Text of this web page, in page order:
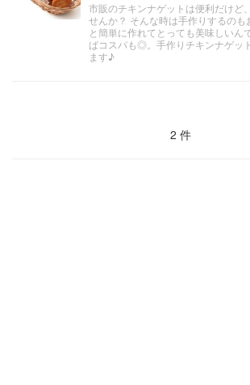
市販のチキンナゲットは便利だけど
せんか？ そんな時は手作りするの
と簡単に作れてとっても美味しいん
ばコスパも◎。手作りチキンナゲッ
ます♪
2 件